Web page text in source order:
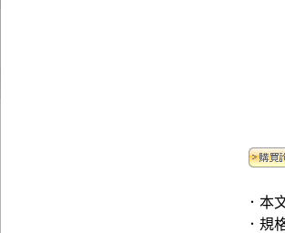
．本
．規